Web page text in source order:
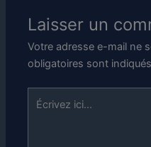
Laisser un
Votre adresse e-mail ne
obligatoires sont
Écrivez
ici…